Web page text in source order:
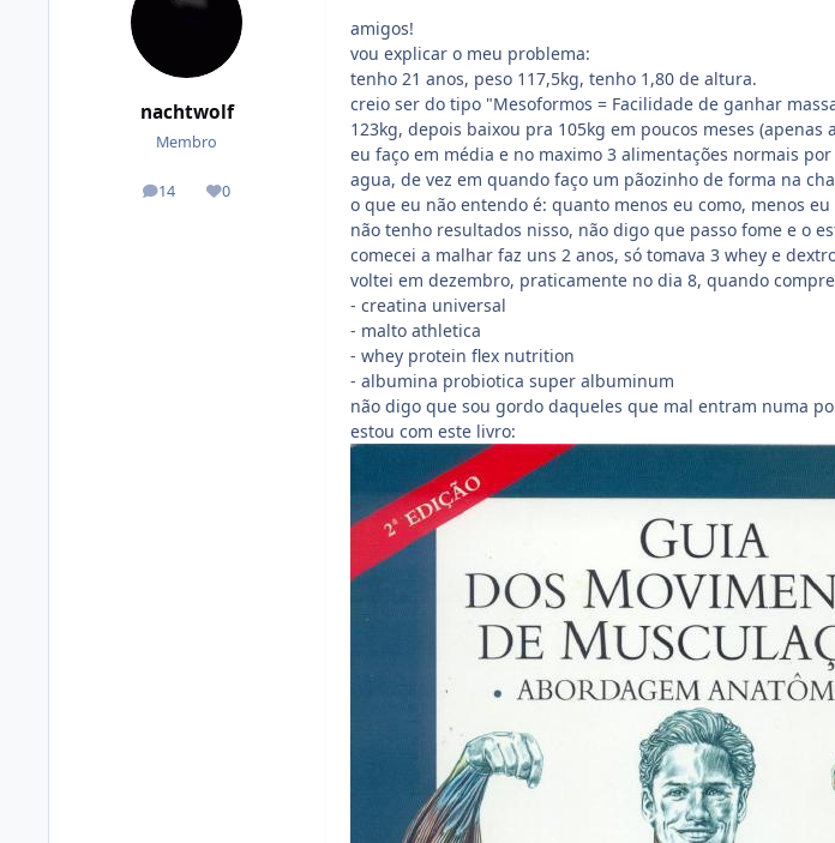
nachtwolf
Membro
14
posts 0
Reputação
amigos!
vou explicar o meu problema:
tenho 21 anos, peso 117,5kg, tenho 1,80 de altura.
creio ser do tipo "Mesoformos = Facilidade de ganhar massa
123kg, depois baixou pra 105kg em poucos meses
eu faço em média e no maximo 3 alimentações normais
agua, de vez em quando faço um pãozinho de forma na
o que eu não entendo é: quanto menos eu como, menos eu
não tenho resultados nisso, não digo que passo fome e o
comecei a malhar faz uns 2 anos, só tomava 3 whey e
voltei em dezembro, praticamente no dia 8, quando
- creatina universal
- malto athletica
- whey protein flex nutrition
- albumina probiotica super albuminum
não digo que sou gordo daqueles que mal entram numa
estou com este livro: